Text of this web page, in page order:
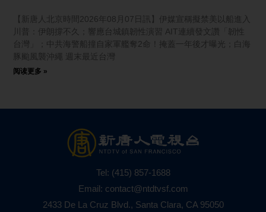
【新唐人北京時間2026年08月07日訊】伊媒宣稱擬禁美以船進入
川普：伊朗撐不久；響應台城鎮韌性演習 AIT連續發文讚「韌性
台灣」；中共海警船撞自家軍艦奪2命！掩蓋一年後才曝光；白海
豚颱風襲沖繩 週末最近台灣
阅读更多 »
Tel: (415) 857-1688
Email: contact@ntdtvsf.com
2433 De La Cruz Blvd., Santa Clara, CA 95050